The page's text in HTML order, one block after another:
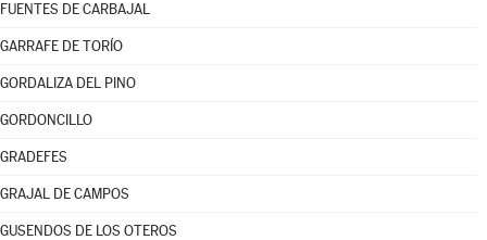
FUENTES DE CARBAJAL
GARRAFE DE TORÍO
GORDALIZA DEL PINO
GORDONCILLO
GRADEFES
GRAJAL DE CAMPOS
GUSENDOS DE LOS OTEROS